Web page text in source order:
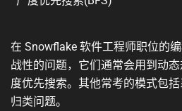
在 Snowflake 软件工程师职位的
战性的问题，它们通常会用到动
度优先搜索。其他常考的模式包
归类问题。